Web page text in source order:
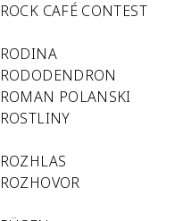
ROCK CAFÉ CONTEST
RODINA
RODODENDRON
ROMAN POLANSKI
ROSTLINY
ROZHLAS
ROZHOVOR